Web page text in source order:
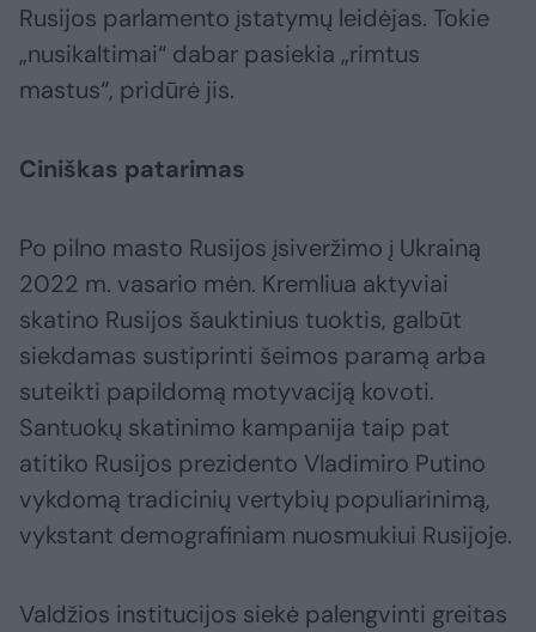
Rusijos parlamento įstatymų leidėjas. Tokie
„nusikaltimai“ dabar pasiekia „rimtus
mastus“, pridūrė jis.
Ciniškas patarimas
Po pilno masto Rusijos įsiveržimo į Ukrainą
2022 m. vasario mėn. Kremliua aktyviai
skatino Rusijos šauktinius tuoktis, galbūt
siekdamas sustiprinti šeimos paramą arba
suteikti papildomą motyvaciją kovoti.
Santuokų skatinimo kampanija taip pat
atitiko Rusijos prezidento Vladimiro Putino
vykdomą tradicinių vertybių populiarinimą,
vykstant demografiniam nuosmukiui Rusijoje.
Valdžios institucijos siekė palengvinti greitas